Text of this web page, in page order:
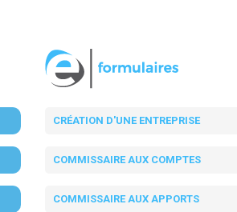
CRÉATION D'UNE ENTREPRISE
COMMISSAIRE AUX COMPTES
COMMISSAIRE AUX APPORTS